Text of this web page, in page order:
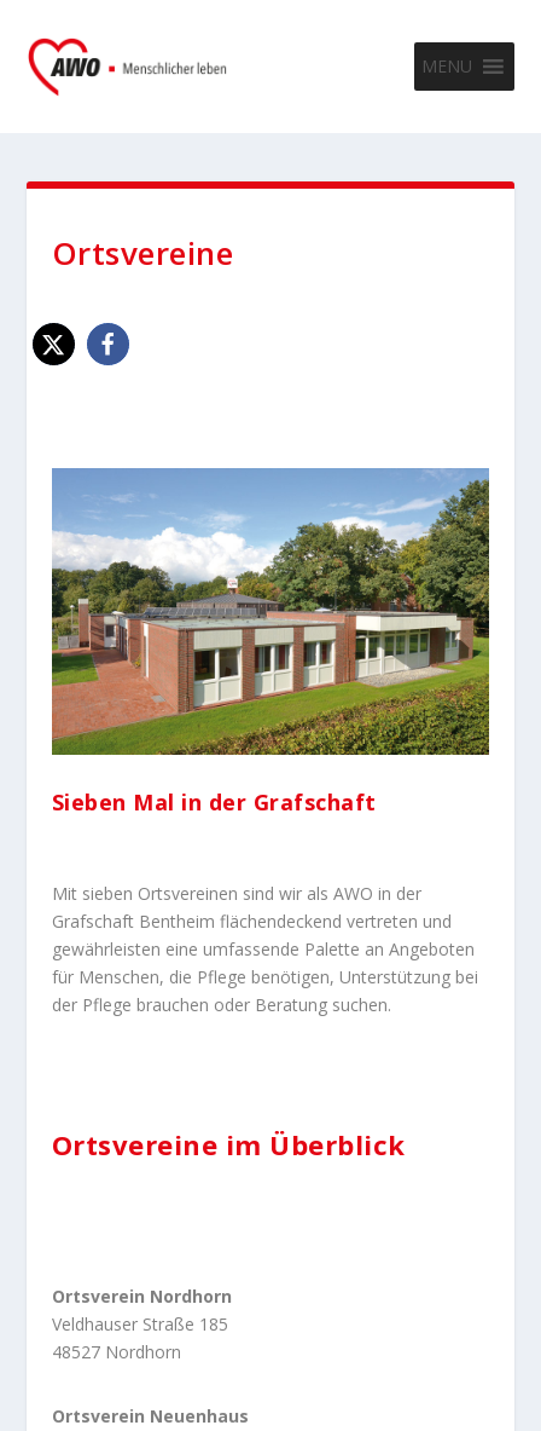
MENU
Ortsvereine
Sieben Mal in der Grafschaft
Mit sieben Ortsvereinen sind wir als AWO in der
Grafschaft Bentheim flächendeckend vertreten und
gewährleisten eine umfassende Palette an Angeboten
für Menschen, die Pflege benötigen, Unterstützung bei
der Pflege brauchen oder Beratung suchen.
Ortsvereine im Überblick
Ortsverein Nordhorn
Veldhauser Straße 185
48527 Nordhorn
Ortsverein Neuenhaus